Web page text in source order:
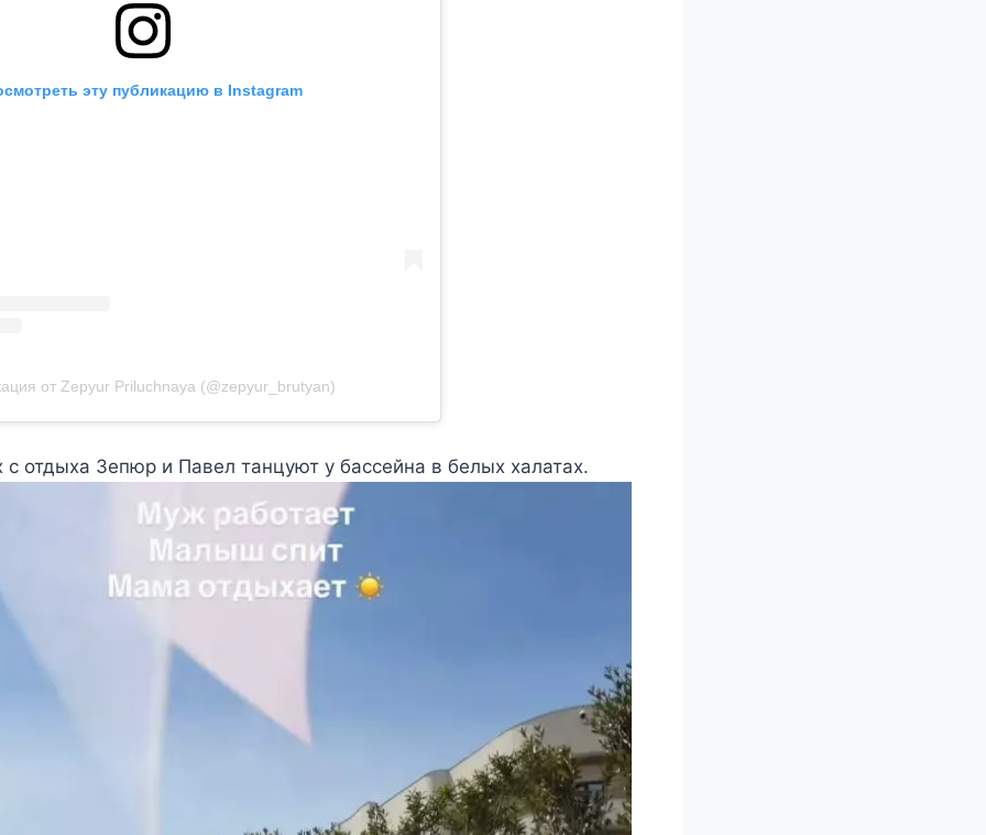
эту публикацию в Instagram
от Zepyur Priluchnaya (@zepyur_brutyan)
отдыха Зепюр и Павел танцуют у бассейна в белых халатах.